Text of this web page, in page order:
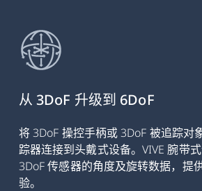
从 3DoF 升级到 6DoF
将 3DoF 操控手柄或 3DoF 被追踪对
踪器连接到头戴式设备。VIVE 腕带
3DoF 传感器的角度及旋转数据，提
验。